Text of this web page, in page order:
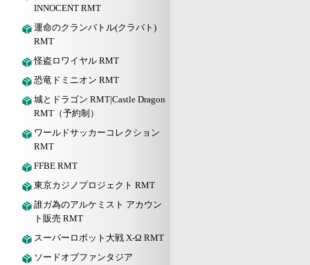
INNOCENT RMT
運命のクランバトル(クラバト)
RMT
怪盗ロワイヤル RMT
恐竜ドミニオン RMT
城とドラゴン RMT|Castle Dragon
RMT（予約制）
ワールドサッカーコレクション
RMT
FFBE RMT
東京カジノプロジェクト RMT
誰ガ為のアルケミスト アカウン
ト販売 RMT
スーパーロボット大戦 X-Ω RMT
ソードオブファンタジア